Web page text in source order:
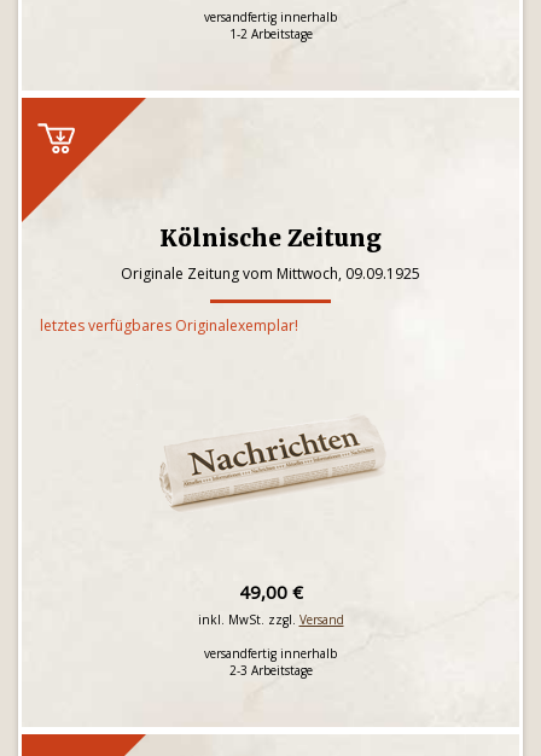
versandfertig innerhalb
1-2 Arbeitstage
Kölnische Zeitung
Originale Zeitung vom Mittwoch, 09.09.1925
letztes verfügbares Originalexemplar!
49,00 €
inkl. MwSt. zzgl. Versand
versandfertig innerhalb
2-3 Arbeitstage